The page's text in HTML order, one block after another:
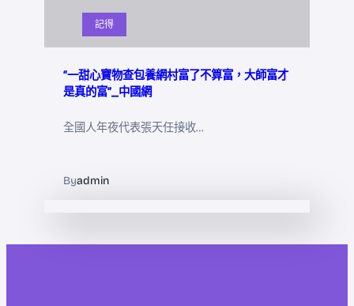
記得
“一甜心寶物查包養網村富了不算富，大師富才
是真的富”_中國網
全國人年夜代表張天任接收…
Byadmin